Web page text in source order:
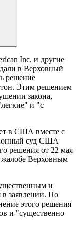
Inc. и другие
в Верховный
решение
Этим решением
закона,
и "с
в США вместе с
суд США
решения от 22 мая
Верховным
и
заявлении. По
этого решения
и "существенно